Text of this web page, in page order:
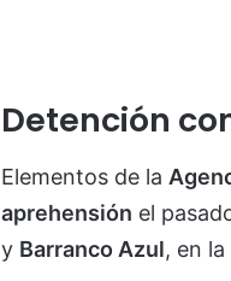
Detención
Elementos de la
aprehensión el
y Barranco Azul, en